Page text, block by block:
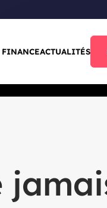
FINANCEACTUALITÉS